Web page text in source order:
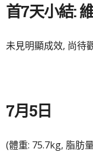
首7天小結:
未見明顯成效, 尚待
7月5日
(體重: 75.7kg, 脂肪